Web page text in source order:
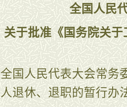
全国人民
关于批准《国务院关
全国人民代表大会常务
人退休、退职的暂行办